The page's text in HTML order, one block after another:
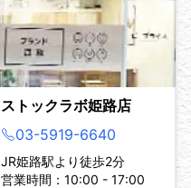
ストックラボ姫路店
03-5919-6640
JR姫路駅より徒歩2分
営業時間：10:00 - 17:00